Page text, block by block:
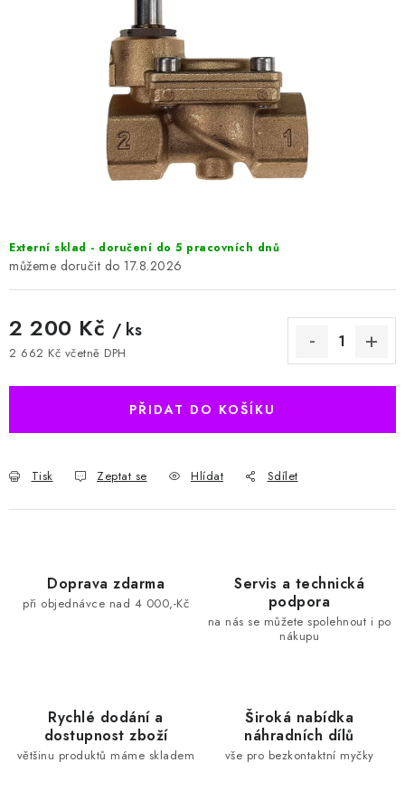
CHEMIE - BEZKONTAKTNÍ MYČKY
HODNOCENÍ OBCHODU
Jak nakupovat O nás
Kontakty
Obchodní podmínky
Podmínky ochrany osobních údajů
Samoobslužné platební terminály
Externí sklad - doručení do 5 pracovních dnů
17.8.2026
2 200 Kč / ks
2 662 Kč včetně DPH
PŘIDAT DO KOŠÍKU
Tisk Zeptat se Hlídat Sdílet
Doprava zdarma
při objednávce nad 4 000,-Kč
Servis a technická
podpora
na nás se můžete spolehnout i po
nákupu
Rychlé dodání a
dostupnost zboží
většinu produktů máme skladem
Široká nabídka
náhradních dílů
vše pro bezkontaktní myčky